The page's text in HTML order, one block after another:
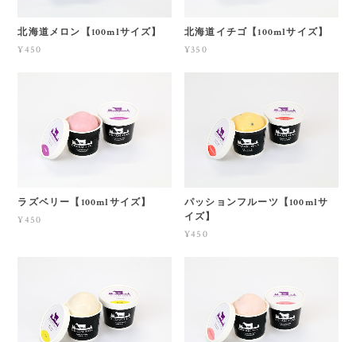
北海道メロン【100mlサイズ】
¥450
北海道イチゴ【100mlサイズ】
¥350
ラズベリー【100mlサイズ】
¥450
パッションフルーツ【100mlサ
イズ】
¥450